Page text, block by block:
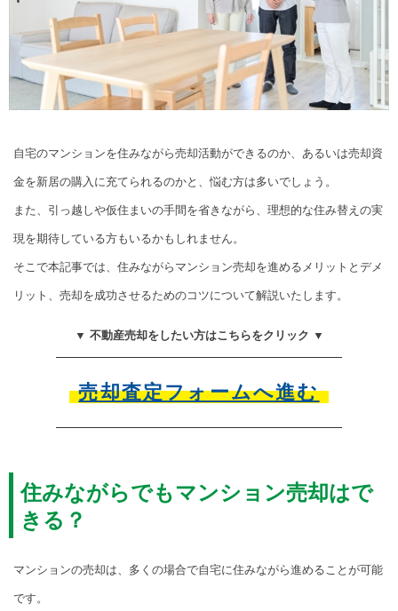
自宅のマンションを住みながら売却活動ができるのか、あるいは売却資
金を新居の購入に充てられるのかと、悩む方は多いでしょう。
また、引っ越しや仮住まいの手間を省きながら、理想的な住み替えの実
現を期待している方もいるかもしれません。
そこで本記事では、住みながらマンション売却を進めるメリットとデメ
リット、売却を成功させるためのコツについて解説いたします。
▼ 不動産売却をしたい方はこちらをクリック ▼
売却査定フォームへ進む
住みながらでもマンション売却はで
きる？
マンションの売却は、多くの場合で自宅に住みながら進めることが可能
です。